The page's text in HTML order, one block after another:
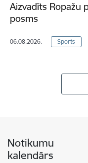
Aizvadīts Ropažu
posms
06.08.2026. Sports
Notikumu
kalendārs